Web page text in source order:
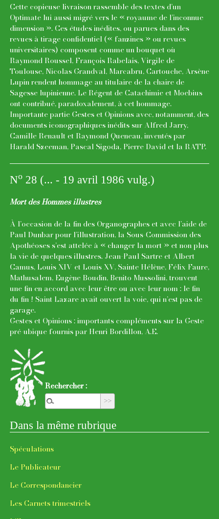
Cette copieuse livraison rassemble des textes d’un
Optimate lui aussi migré vers le « royaume de l’inconnue
dimension ». Ces études inédites, ou parues dans des
revues à tirage confidentiel (« fanzines » ou revues
universitaires) composent comme un bouquet où
Raymond Roussel, François Rabelais, Virgile de
Toulouse, Nicolas Grandval, Marcabru, Cartouche, Arsène
Lupin rendent hommage au titulaire de la chaire de
Sagesse lupinienne. Le Régent de Catachimie et Moebius
ont contribué, paradoxalement, à cet hommage.
Importante partie Gestes et Opinions avec, notamment, des
documents iconographiques inédits sur Alfred Jarry,
Camille Renault et Raymond Queneau, inventés par
Harald Szeeman, Pascal Sigoda, Pierre David et la RATP.
No 28 (... - 19 avril 1986 vulg.)
Mort des Hommes illustres
À l’occasion de la fin des Organographes et avec l’aide de
Paul Dunbar pour l’illustration, la Sous-Commission des
Apothéoses s’est attelée à « changer la mort » et non plus
la vie de quelques illustres. Jean-Paul Sartre et Albert
Camus, Louis XIV et Louis XV, Sainte Hélène, Félix Faure,
Mathusalem, Eugène Boudin, Benito Mussolini, trouvent
une fin en accord avec leur être ou avec leur nom : le fin
du fin ! Saint Lazare avait ouvert la voie, qui n’est pas de
garage.
Gestes et Opinions : importants compléments sur la Geste
pré-ubique fournis par Henri Bordillon, A.E.
Rechercher :
Dans la même rubrique
Spécula­tions
Le Publi­ca­teur
Le Corres­pon­dan­cier
Les Carnets trimes­triels